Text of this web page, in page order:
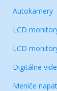
Autokamery
LCD
LCD
Digitálne
Meniče